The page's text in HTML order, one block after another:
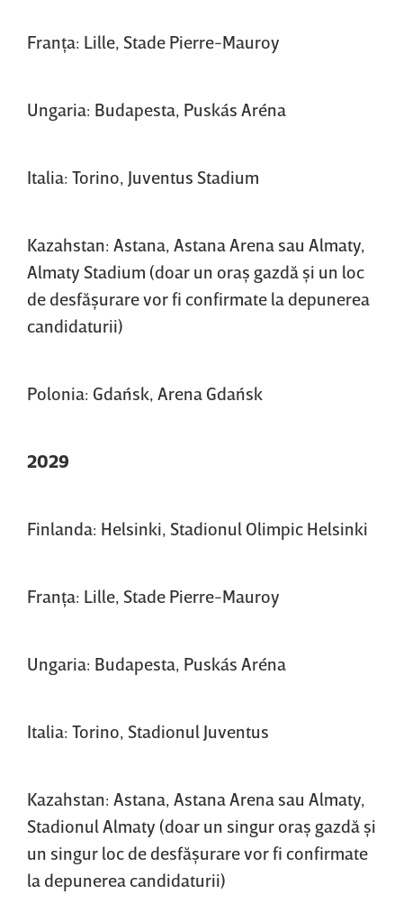
Franţa: Lille, Stade Pierre-Mauroy
Ungaria: Budapesta, Puskás Aréna
Italia: Torino, Juventus Stadium
Kazahstan: Astana, Astana Arena sau Almaty,
Almaty Stadium (doar un oraş gazdă şi un loc
de desfăşurare vor fi confirmate la depunerea
candidaturii)
Polonia: Gdańsk, Arena Gdańsk
2029
Finlanda: Helsinki, Stadionul Olimpic Helsinki
Franţa: Lille, Stade Pierre-Mauroy
Ungaria: Budapesta, Puskás Aréna
Italia: Torino, Stadionul Juventus
Kazahstan: Astana, Astana Arena sau Almaty,
Stadionul Almaty (doar un singur oraş gazdă şi
un singur loc de desfăşurare vor fi confirmate
la depunerea candidaturii)